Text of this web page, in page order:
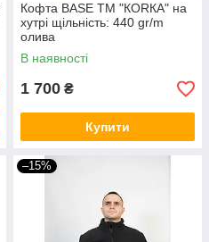
Кофта BASE ТМ "КОRКА" на
хутрі щільність: 440 gr/m
олива
В наявності
1 700 ₴
Купити
–15%